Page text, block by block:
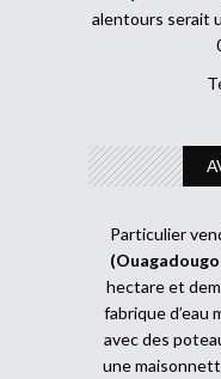
alentours serait
Particulier
hectare et
fabrique d’eau
avec des
une